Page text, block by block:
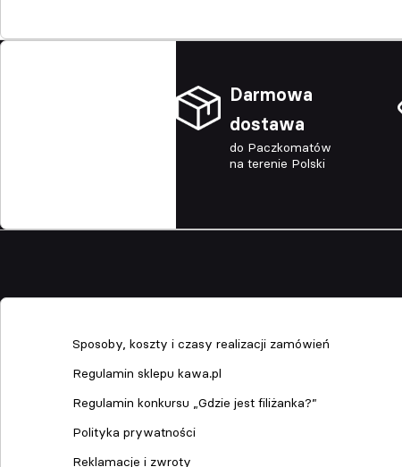
Darmowa
dostawa
do Paczkomatów
na terenie Polski
Sposoby, koszty i czasy realizacji zamówień
Regulamin sklepu kawa.pl
Regulamin konkursu „Gdzie jest filiżanka?”
Polityka prywatności
Reklamacje i zwroty